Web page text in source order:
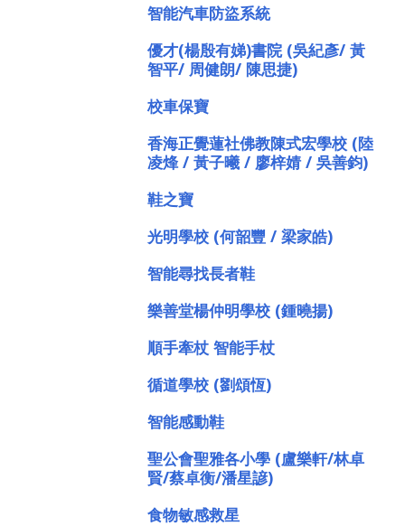
智能汽車防盜系統
優才(楊殷有娣)書院 (吳紀彥/ 黃
智平/ 周健朗/ 陳思捷)
校車保寶
香海正覺蓮社佛教陳式宏學校 (陸
凌烽 / 黃子曦 / 廖梓婧 / 吳善鈞)
鞋之寶
光明學校 (何韶豐 / 梁家皓)
智能尋找長者鞋
樂善堂楊仲明學校 (鍾曉揚)
順手牽杖 智能手杖
循道學校 (劉頌恆)
智能感動鞋
聖公會聖雅各小學 (盧樂軒/林卓
賢/蔡卓衡/潘星諺)
食物敏感救星